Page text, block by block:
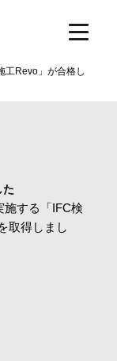
工Revo」が合格し
た
施する「IFC検
取得しまし